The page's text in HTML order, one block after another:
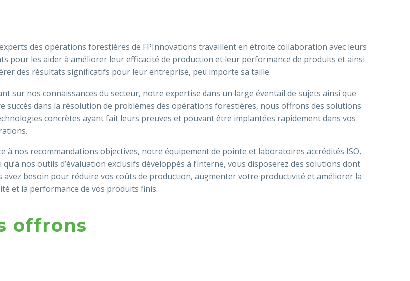
des opérations forestières de FPInnovations travaillent en étroite collaboration avec leurs
pour les aider à améliorer leur efficacité de production et leur performance de produits et ainsi
des résultats significatifs pour leur entreprise, peu importe sa taille.
sur nos connaissances du secteur, notre expertise dans un large éventail de sujets ainsi que
succès dans la résolution de problèmes des opérations forestières, nous offrons des solutions
concrètes ayant fait leurs preuves et pouvant être implantées rapidement dans vos
à nos recommandations objectives, notre équipement de pointe et laboratoires accrédités ISO,
qu’à nos outils d’évaluation exclusifs développés à l’interne, vous disposerez des solutions dont
avez besoin pour réduire vos coûts de production, augmenter votre productivité et améliorer la
et la performance de vos produits finis.
offrons